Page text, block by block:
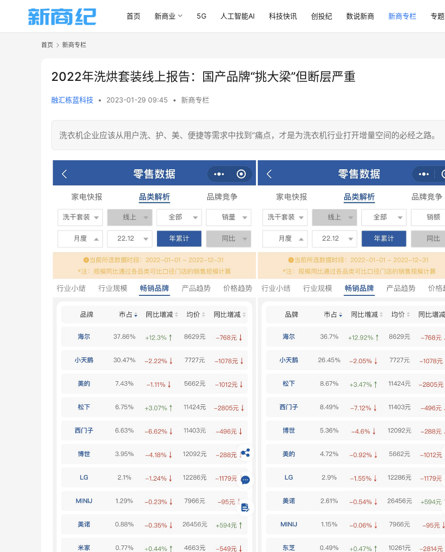
首页 新商业 5G 人工智能AI 科技快讯 创投纪 数说新商 新商专栏 专题
首页 新商专栏
2022年洗烘套装线上报告：国产品牌“挑大梁”但断层严重
融汇栋蓝科技 • 2023-01-29 09:45 • 新商专栏
洗衣机企业应该从用户洗、护、美、便捷等需求中找到“痛点，才是为洗衣机行业打开增量空间的必经之路。